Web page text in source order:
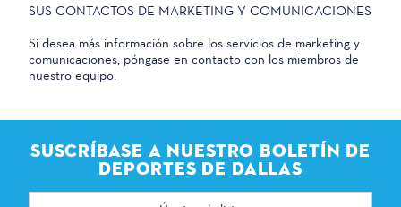
SUS CONTACTOS DE MARKETING Y COMUNICACIONES
Si desea más información sobre los servicios de marketing y
comunicaciones, póngase en contacto con los miembros de
nuestro equipo.
SUSCRÍBASE A NUESTRO BOLETÍN DE
DEPORTES DE DALLAS
Dirección